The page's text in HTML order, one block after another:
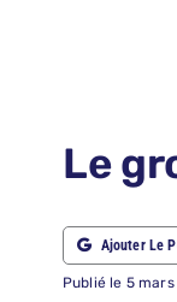
RECHERCHER:
Le
Ajouter Le
Publié le 5